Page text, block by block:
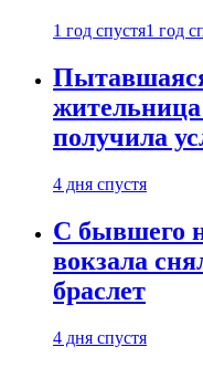
1 год спустя1 год
получила
4 дня спустя
С бывшего
вокзала
браслет
4 дня спустя